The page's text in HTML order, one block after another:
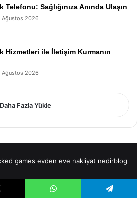
Telefonu: Sağlığınıza Anında Ulaşın
Ağustos 2026
Hizmetleri ile İletişim Kurmanın
Ağustos 2026
Daha Fazla Yükle
games evden eve nakliyat nedirblog